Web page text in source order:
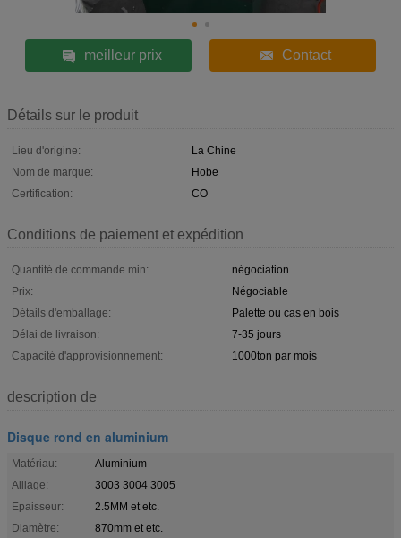
meilleur prix Contact
Détails sur le produit
Lieu d'origine:
La Chine
Nom de marque:
Hobe
Certification:
CO
Conditions de paiement et expédition
Quantité de commande min:
négociation
Prix:
Négociable
Détails d'emballage:
Palette ou cas en bois
Délai de livraison:
7-35 jours
Capacité d'approvisionnement:
1000ton par mois
description de
Disque rond en aluminium
Matériau:
Aluminium
Alliage:
3003 3004 3005
Epaisseur:
2.5MM et etc.
Diamètre:
870mm et etc.